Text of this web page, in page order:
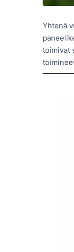
Yhtenä
toimivat